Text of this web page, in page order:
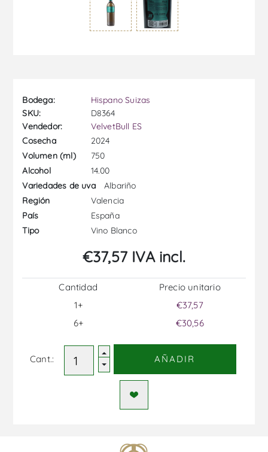
Bodega:
Hispano Suizas
SKU:
D8364
Vendedor:
VelvetBull ES
Cosecha
2024
Volumen (ml)
750
Alcohol
14.00
Variedades de uva
Albariño
Región
Valencia
País
España
Tipo
Vino Blanco
€37,57 IVA incl.
Cantidad
1+
6+
Precio unitario
€37,57
€30,56
Cant.: AÑADIR